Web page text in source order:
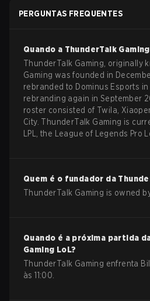
PERGUNTAS FREQUENTES
Quando a ThunderTalk Gaming
ThunderTalk Gaming, originally
Gaming was founded in
rebranded to Dominus Esports in
rebranding again in September
roster consisted of Twila,
City. ThunderTalk Gaming is
LPL, the League of Legends Pro
Quem é o fundador da
ThunderTalk Gaming is owned
Quando é a próxima partida
Gaming LoL?
ThunderTalk Gaming enfrenta
às 11:00.